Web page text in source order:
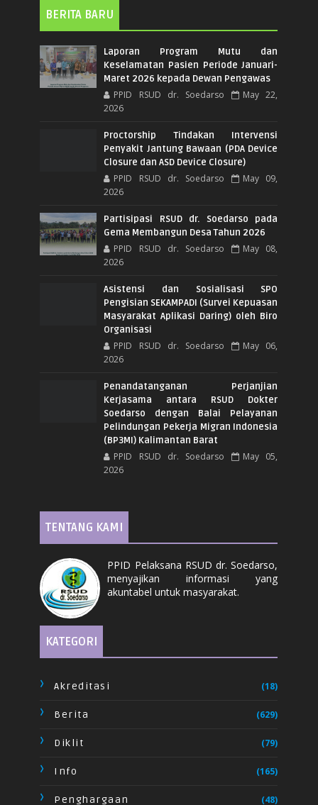
BERITA BARU
Laporan Program Mutu dan
Keselamatan Pasien Periode Januari-
Maret 2026 kepada Dewan Pengawas
PPID RSUD dr. Soedarso
May 22,
2026
Proctorship Tindakan Intervensi
Penyakit Jantung Bawaan (PDA Device
Closure dan ASD Device Closure)
PPID RSUD dr. Soedarso
May 09,
2026
Partisipasi RSUD dr. Soedarso pada
Gema Membangun Desa Tahun 2026
PPID RSUD dr. Soedarso
May 08,
2026
Asistensi dan Sosialisasi SPO
Pengisian SEKAMPADI (Survei Kepuasan
Masyarakat Aplikasi Daring) oleh Biro
Organisasi
PPID RSUD dr. Soedarso
May 06,
2026
Penandatanganan Perjanjian
Kerjasama antara RSUD Dokter
Soedarso dengan Balai Pelayanan
Pelindungan Pekerja Migran Indonesia
(BP3MI) Kalimantan Barat
PPID RSUD dr. Soedarso
May 05,
2026
TENTANG KAMI
PPID Pelaksana RSUD dr. Soedarso,
menyajikan informasi yang
akuntabel untuk masyarakat.
KATEGORI
Akreditasi (18)
Berita (629)
Diklit (79)
Info (165)
Penghargaan (48)